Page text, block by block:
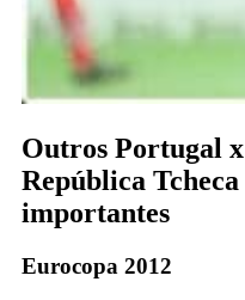
Outros Portugal x
República Tcheca
importantes
Eurocopa 2012